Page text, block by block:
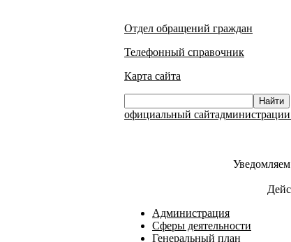
Отдел обращений граждан
Телефонный справочник
Карта сайта
официальный сайтадминистрации
Администрация
Сферы деятельности
Генеральный план